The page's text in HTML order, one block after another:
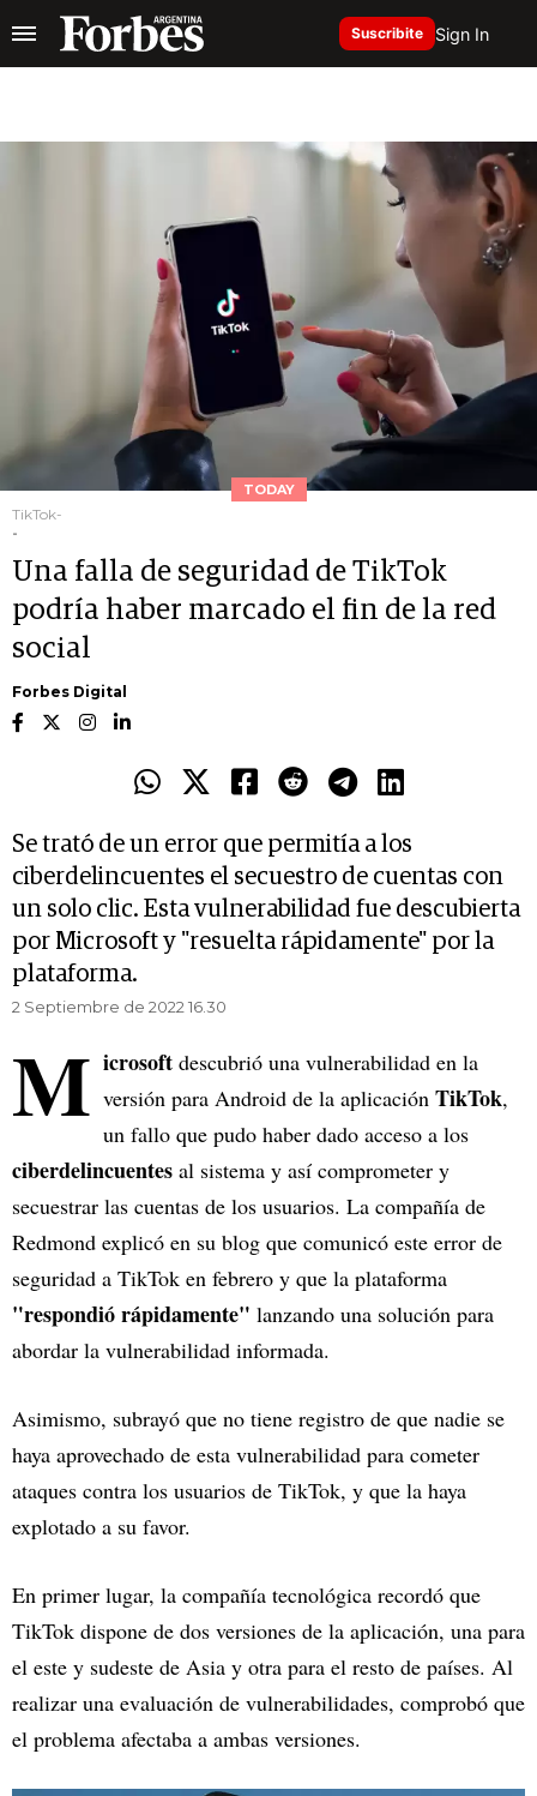
Suscribite Sign In
TODAY
TikTok-
-
Una falla de seguridad de TikTok
podría haber marcado el fin de la red
social
Forbes Digital
Se trató de un error que permitía a los
ciberdelincuentes el secuestro de cuentas con
un solo clic. Esta vulnerabilidad fue descubierta
por Microsoft y "resuelta rápidamente" por la
plataforma.
2 Septiembre de 2022 16.30
M icrosoft descubrió una vulnerabilidad en la
versión para Android de la aplicación TikTok,
un fallo que pudo haber dado acceso a los
ciberdelincuentes al sistema y así comprometer y
secuestrar las cuentas de los usuarios. La compañía de
Redmond explicó en su blog que comunicó este error de
seguridad a TikTok en febrero y que la plataforma
"respondió rápidamente" lanzando una solución para
abordar la vulnerabilidad informada.
Asimismo, subrayó que no tiene registro de que nadie se
haya aprovechado de esta vulnerabilidad para cometer
ataques contra los usuarios de TikTok, y que la haya
explotado a su favor.
En primer lugar, la compañía tecnológica recordó que
TikTok dispone de dos versiones de la aplicación, una para
el este y sudeste de Asia y otra para el resto de países. Al
realizar una evaluación de vulnerabilidades, comprobó que
el problema afectaba a ambas versiones.